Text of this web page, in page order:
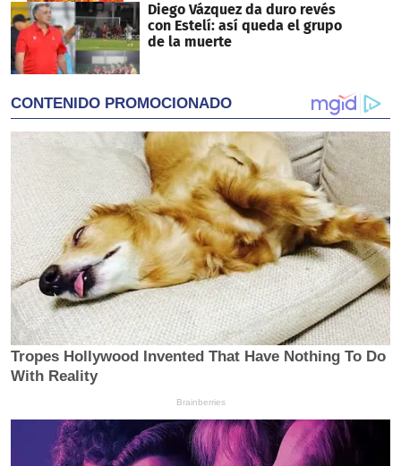
Diego Vázquez da duro revés
con Estelí: así queda el grupo
de la muerte